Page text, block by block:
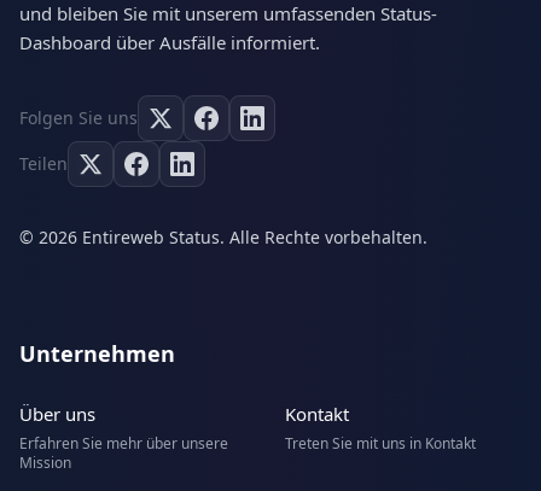
und bleiben Sie mit unserem umfassenden Status-
Dashboard über Ausfälle informiert.
Folgen Sie uns
Teilen
© 2026 Entireweb Status. Alle Rechte vorbehalten.
Unternehmen
Über uns
Erfahren Sie mehr über unsere
Mission
Kontakt
Treten Sie mit uns in Kontakt